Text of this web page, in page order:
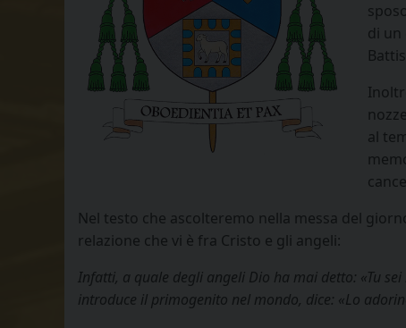
di un
al
Nel testo che ascolteremo nella messa del
relazione che vi è fra Cristo e gli angeli:
Infatti, a quale degli angeli Dio ha mai detto: «Tu
introduce il primogenito nel mondo, dice: «Lo